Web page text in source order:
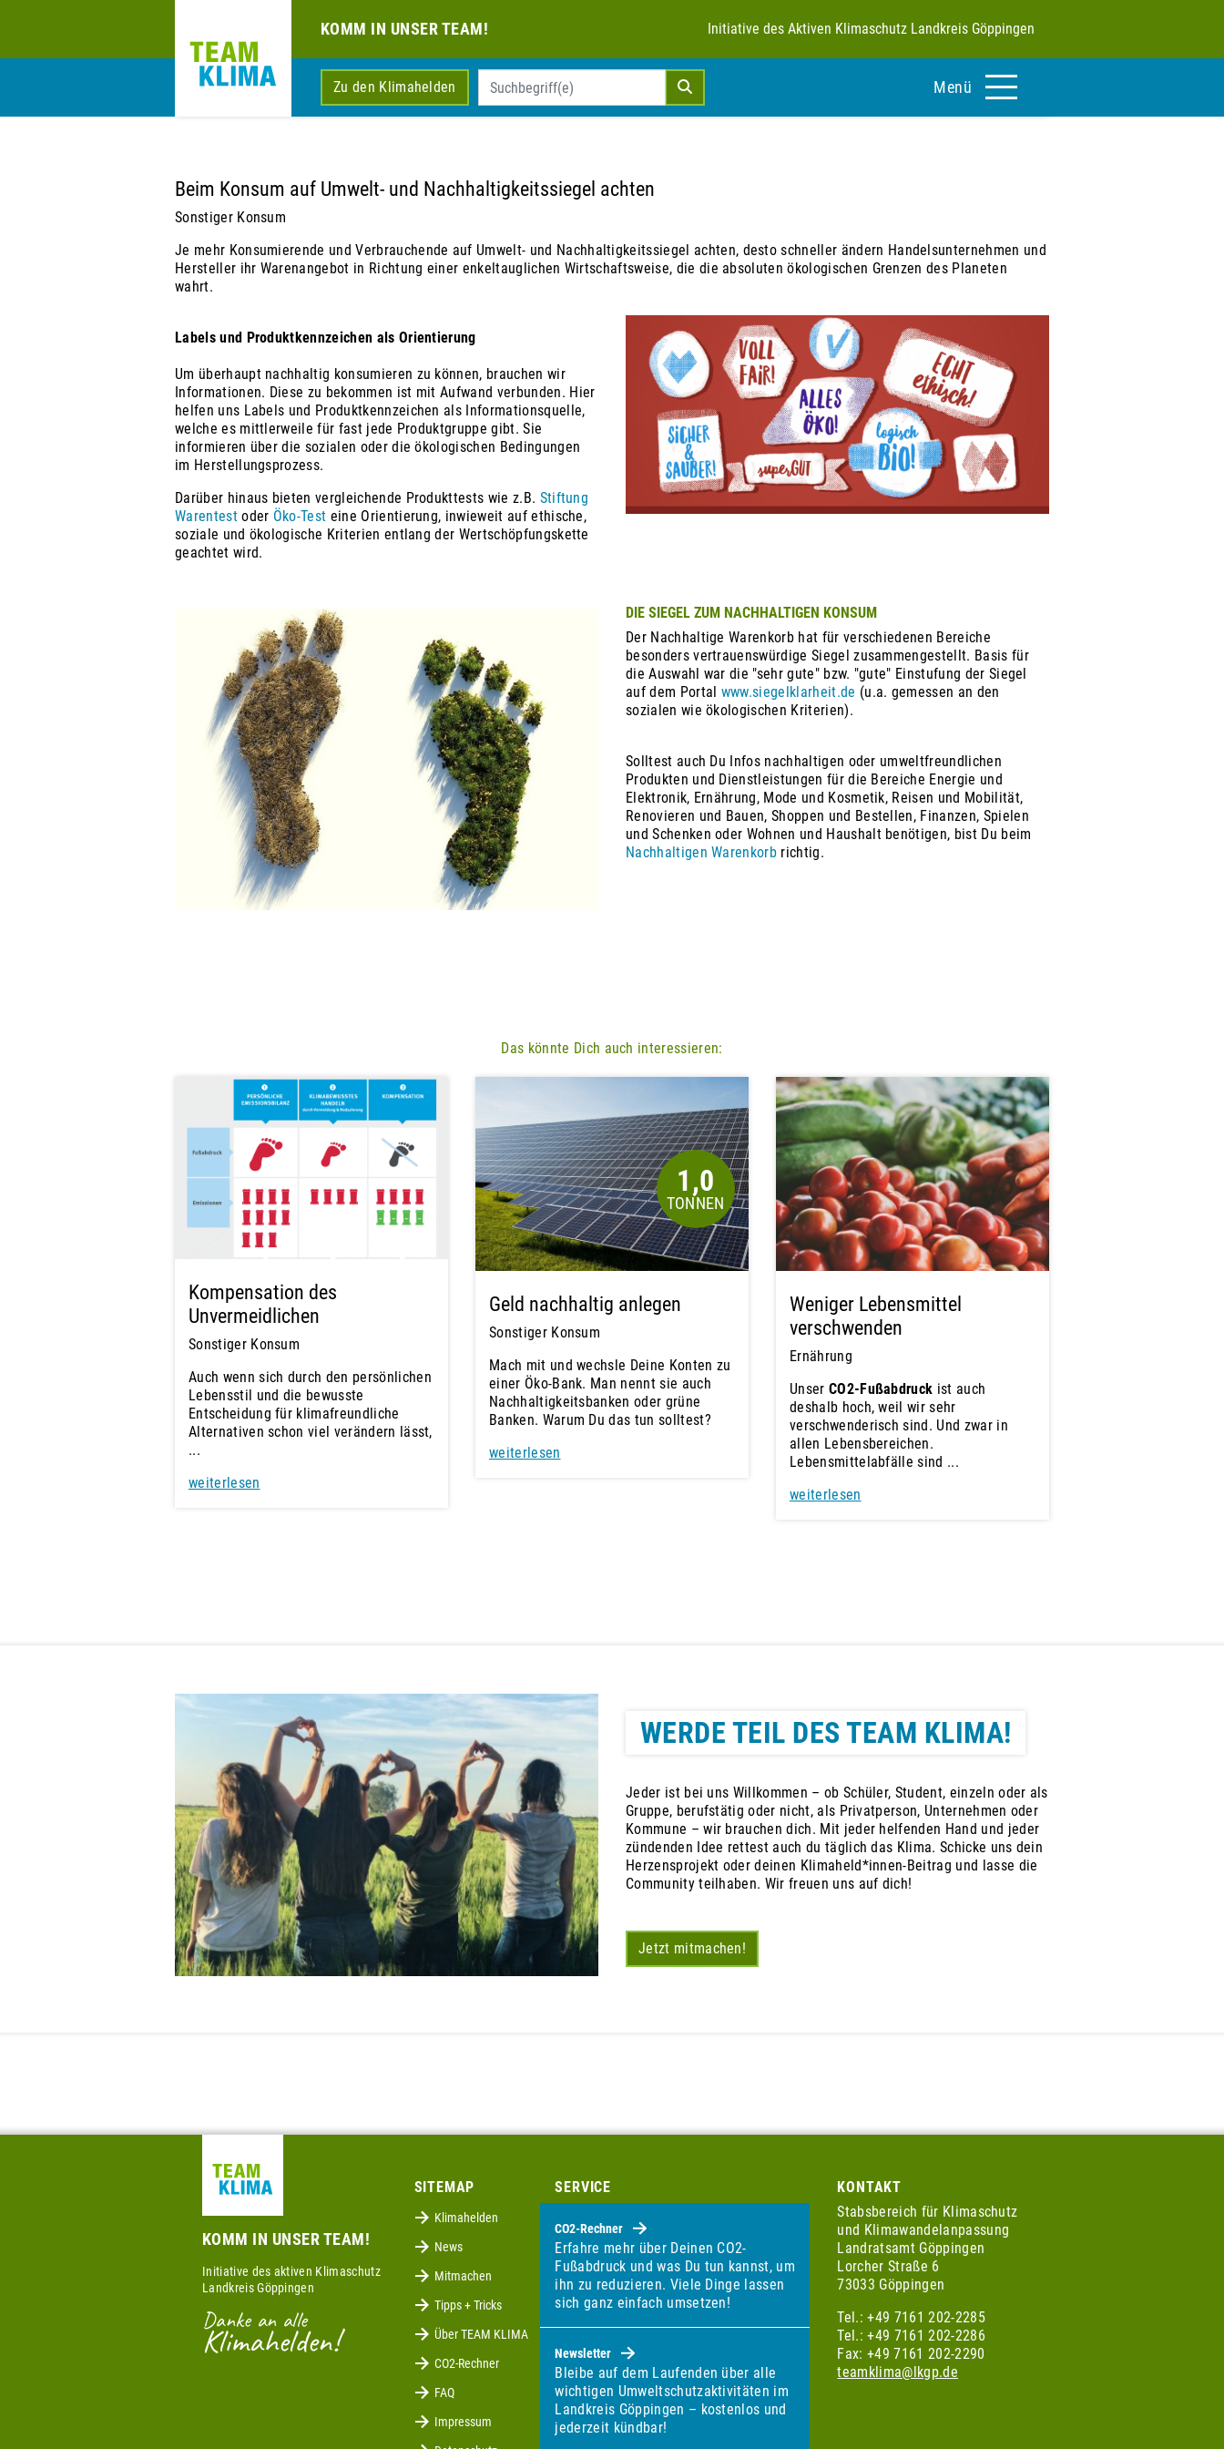
KOMM IN UNSER TEAM! Initiative des Aktiven Klimaschutz Landkreis Göppingen
Zu den Klimahelden Menü
Beim Konsum auf Umwelt- und Nachhaltigkeitssiegel achten
Sonstiger Konsum
Je mehr Konsumierende und Verbrauchende auf Umwelt- und Nachhaltigkeitssiegel achten, desto schneller ändern Handelsunternehmen und
Hersteller ihr Warenangebot in Richtung einer enkeltauglichen Wirtschaftsweise, die die absoluten ökologischen Grenzen des Planeten
wahrt.
Labels und Produktkennzeichen als Orientierung
Um überhaupt nachhaltig konsumieren zu können, brauchen wir
Informationen. Diese zu bekommen ist mit Aufwand verbunden. Hier
helfen uns Labels und Produktkennzeichen als Informationsquelle,
welche es mittlerweile für fast jede Produktgruppe gibt. Sie
informieren über die sozialen oder die ökologischen Bedingungen
im Herstellungsprozess.
Darüber hinaus bieten vergleichende Produkttests wie z.B. Stiftung
Warentestoder Öko-Test eine Orientierung, inwieweit auf ethische,
soziale und ökologische Kriterien entlang der Wertschöpfungskette
geachtet wird.
DIE SIEGEL ZUM NACHHALTIGEN KONSUM
Der Nachhaltige Warenkorb hat für verschiedenen Bereiche
besonders vertrauenswürdige Siegel zusammengestellt. Basis für
die Auswahl war die "sehr gute" bzw. "gute" Einstufung der Siegel
auf dem Portal www.siegelklarheit.de (u.a. gemessen an den
sozialen wie ökologischen Kriterien).
Solltest auch Du Infos nachhaltigen oder umweltfreundlichen
Produkten und Dienstleistungen für die Bereiche Energie und
Elektronik, Ernährung, Mode und Kosmetik, Reisen und Mobilität,
Renovieren und Bauen, Shoppen und Bestellen, Finanzen, Spielen
und Schenken oder Wohnen und Haushalt benötigen, bist Du beim
Nachhaltigen Warenkorb richtig.
Das könnte Dich auch interessieren:
Kompensation des
Unvermeidlichen
Sonstiger Konsum
Auch wenn sich durch den persönlichen
Lebensstil und die bewusste
Entscheidung für klimafreundliche
Alternativen schon viel verändern lässt,
...
weiterlesen
Geld nachhaltig anlegen
Sonstiger Konsum
Mach mit und wechsle Deine Konten zu
einer Öko-Bank. Man nennt sie auch
Nachhaltigkeitsbanken oder grüne
Banken. Warum Du das tun solltest?
1,0
weiterlesen
Weniger Lebensmittel
verschwenden
Ernährung
Unser CO2-Fußabdruck ist auch
deshalb hoch, weil wir sehr
verschwenderisch sind. Und zwar in
allen Lebensbereichen.
Lebensmittelabfälle sind ...
weiterlesen
WERDE TEIL DES TEAM KLIMA!
Jeder ist bei uns Willkommen – ob Schüler, Student, einzeln oder als
Gruppe, berufstätig oder nicht, als Privatperson, Unternehmen oder
Kommune – wir brauchen dich. Mit jeder helfenden Hand und jeder
zündenden Idee rettest auch du täglich das Klima. Schicke uns dein
Herzensprojekt oder deinen Klimaheld*innen-Beitrag und lasse die
Community teilhaben. Wir freuen uns auf dich!
Jetzt mitmachen!
KOMM IN UNSER TEAM!
Initiative des aktiven Klimaschutz
Landkreis Göppingen
Danke an alle
Klimahelden!
SITEMAP
Klimahelden
News
Mitmachen
Tipps + Tricks
Über TEAM KLIMA
CO2-Rechner
FAQ
Impressum
SERVICE
CO2-Rechner
Erfahre mehr über Deinen CO2-
Fußabdruck und was Du tun kannst, um
ihn zu reduzieren. Viele Dinge lassen
sich ganz einfach umsetzen!
Newsletter
Bleibe auf dem Laufenden über alle
wichtigen Umweltschutzaktivitäten im
Landkreis Göppingen – kostenlos und
jederzeit kündbar!
KONTAKT
Stabsbereich für Klimaschutz
und Klimawandelanpassung
Landratsamt Göppingen
Lorcher Straße 6
73033 Göppingen
Tel.: +49 7161 202-2285
Tel.: +49 7161 202-2286
Fax: +49 7161 202-2290
teamklima@lkgp.de